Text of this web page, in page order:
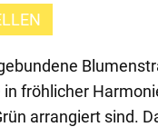
in fröhlicher
arrangiert sind.